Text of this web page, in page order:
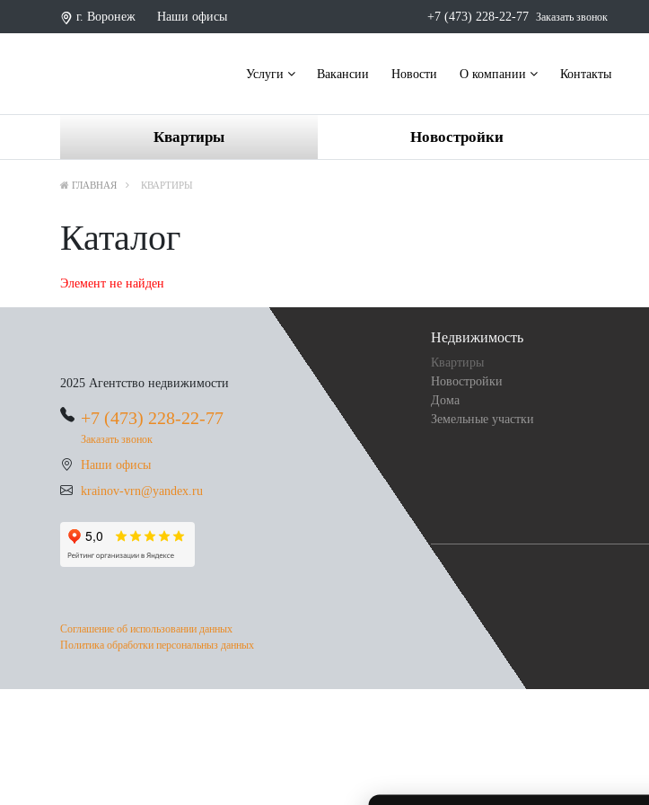
г. Воронеж Наши офисы +7 (473) 228-22-77 Заказать звонок
Услуги Вакансии Новости О компании Контакты
Квартиры Новостройки
ГЛАВНАЯ КВАРТИРЫ
Каталог
Элемент не найден
2025 Агентство недвижимости
+7 (473) 228-22-77
Заказать звонок
Наши офисы
krainov-vrn@yandex.ru
Соглашение об использовании данных
Политика обработки персональныз данных
Недвижимость
Квартиры
Новостройки
Дома
Земельные участки